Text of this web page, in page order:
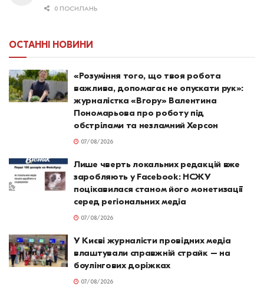
0 ПОСИЛАНЬ
ОСТАННІ НОВИНИ
«Розуміння того, що твоя робота
важлива, допомагає не опускати рук»:
журналістка «Вгору» Валентина
Пономарьова про роботу під
обстрілами та незламний Херсон
07/08/2026
Лише чверть локальних редакцій вже
заробляють у Facebook: НСЖУ
поцікавилася станом його монетизації
серед регіональних медіа
07/08/2026
У Києві журналісти провідних медіа
влаштували справжній страйк – на
боулінгових доріжках
07/08/2026